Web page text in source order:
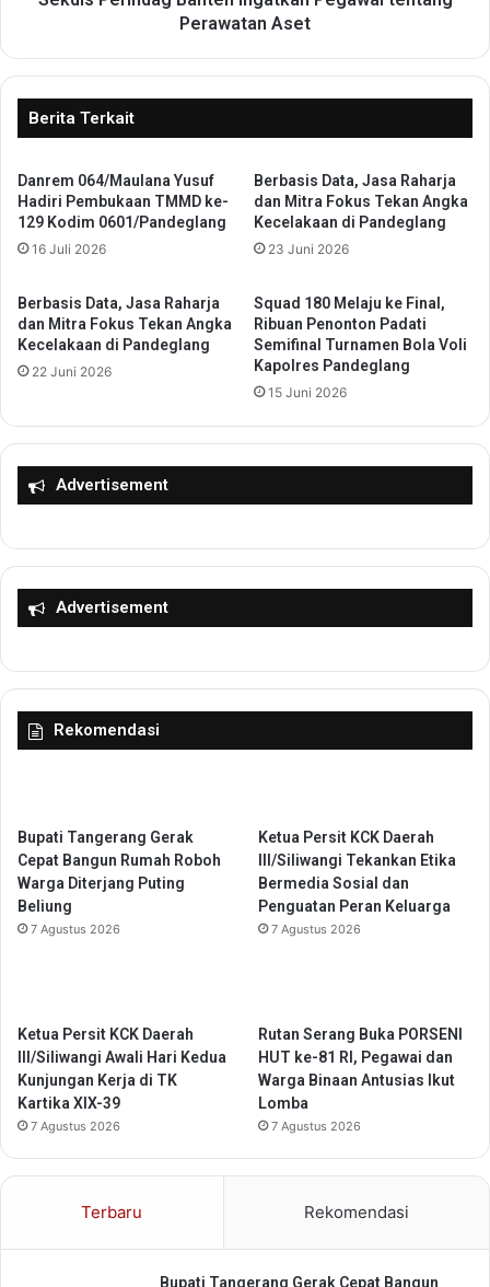
B
n
e
r
g
W
u
j
u
a
e
d
i
d
n
B
r
l
i
t
a
s
a
t
e
n
I
g
a
t
k
a
a
i
t
a
n
P
w
a
t
a
n
t
Perawatan Aset
Berita Terkait
Danrem 064/Maulana Yusuf
Hadiri Pembukaan TMMD ke-
129 Kodim 0601/Pandeglang
16 Juli 2026
Berbasis Data, Jasa Raharja
dan Mitra Fokus Tekan Angka
Kecelakaan di Pandeglang
23 Juni 2026
Berbasis Data, Jasa Raharja
dan Mitra Fokus Tekan Angka
Kecelakaan di Pandeglang
22 Juni 2026
Squad 180 Melaju ke Final,
Ribuan Penonton Padati
Semifinal Turnamen Bola Voli
Kapolres Pandeglang
15 Juni 2026
Advertisement
Advertisement
Rekomendasi
Bupati Tangerang Gerak
Cepat Bangun Rumah Roboh
Warga Diterjang Puting
Beliung
7 Agustus 2026
Ketua Persit KCK Daerah
III/Siliwangi Tekankan Etika
Bermedia Sosial dan
Penguatan Peran Keluarga
7 Agustus 2026
Ketua Persit KCK Daerah
III/Siliwangi Awali Hari Kedua
Kunjungan Kerja di TK
Kartika XIX-39
7 Agustus 2026
Rutan Serang Buka PORSENI
HUT ke-81 RI, Pegawai dan
Warga Binaan Antusias Ikut
Lomba
7 Agustus 2026
Terbaru Rekomendasi
Bupati Tangerang Gerak Cepat Bangun